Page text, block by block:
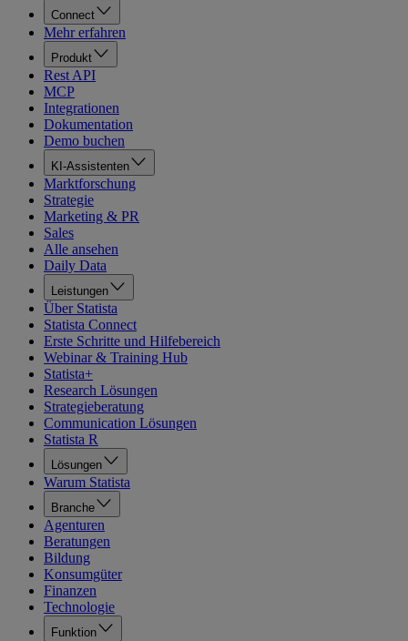
Connect
Mehr erfahren
Produkt
Rest API
MCP
Integrationen
Dokumentation
Demo buchen
KI-Assistenten
Marktforschung
Strategie
Marketing & PR
Sales
Alle ansehen
Daily Data
Leistungen
Über Statista
Statista Connect
Erste Schritte und Hilfebereich
Webinar & Training Hub
Statista+
Research Lösungen
Strategieberatung
Communication Lösungen
Statista R
Lösungen
Warum Statista
Branche
Agenturen
Beratungen
Bildung
Konsumgüter
Finanzen
Technologie
Funktion